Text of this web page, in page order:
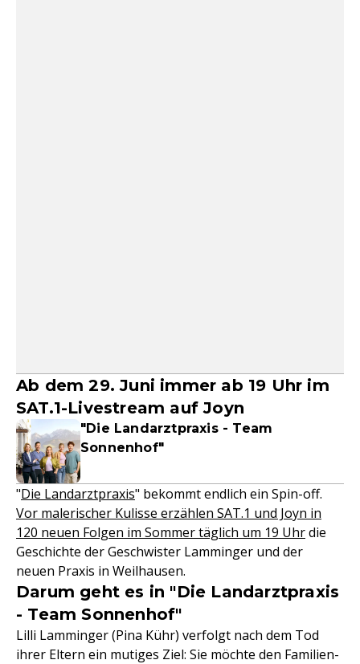
Ab dem 29. Juni immer ab 19 Uhr im
SAT.1-Livestream auf Joyn
"Die Landarztpraxis - Team
Sonnenhof"
"Die Landarztpraxis" bekommt endlich ein Spin-off.
Vor malerischer Kulisse erzählen SAT.1 und Joyn in
120 neuen Folgen im Sommer täglich um 19 Uhrdie
Geschichte der Geschwister Lamminger und der
neuen Praxis in Weilhausen.
Darum geht es in "Die Landarztpraxis
- Team Sonnenhof"
Lilli Lamminger (Pina Kühr) verfolgt nach dem Tod
ihrer Eltern ein mutiges Ziel: Sie möchte den Familien-